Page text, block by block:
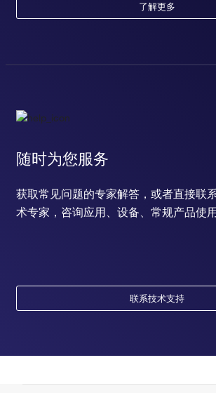
了解更多
随时为您服务
获取常见问题的专家解答，或者直接联
术专家，咨询应用、设备、常规产品使用
联系技术支持